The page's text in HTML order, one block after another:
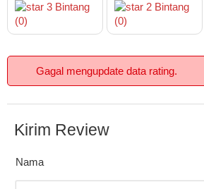
3 Bintang
(0)
2 Bintang
(0)
Gagal mengupdate data rating.
Kirim Review
Nama